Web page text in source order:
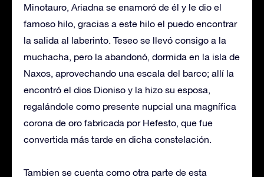
Minotauro, Ariadna se enamoró de él y le dio el
famoso hilo, gracias a este hilo el puedo encontrar
la salida al laberinto. Teseo se llevó consigo a la
muchacha, pero la abandonó, dormida en la isla de
Naxos, aprovechando una escala del barco; allí la
encontró el dios Dioniso y la hizo su esposa,
regalándole como presente nupcial una magnífica
corona de oro fabricada por Hefesto, que fue
convertida más tarde en dicha constelación.
Tambien se cuenta como otra parte de esta